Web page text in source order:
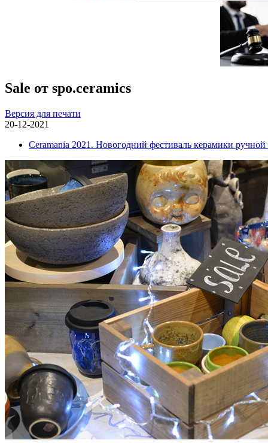
Sale от spo.ceramics
Версия для печати
20-12-2021
Ceramania 2021. Новогодний фестиваль керамики ручной